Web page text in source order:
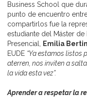
Business School que
punto de encuentro
compartirlos fue la
estudiante del Máster
Presencial, Emilia
EUDE “Ya estamos listos
aterren, nos inviten a
la vida esta vez”.
Aprender a respetar la